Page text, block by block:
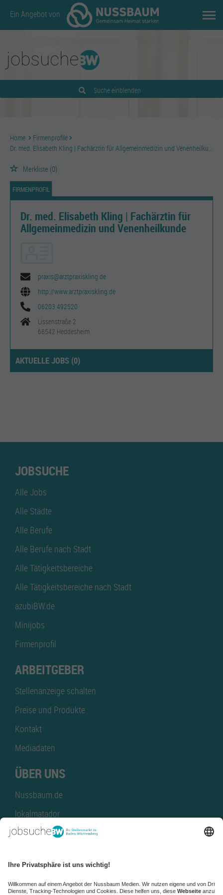
Ein Angebot von
Suche einblenden
Home
Firmenprofile
Dr. med. Elisabeth Kling | Fachärztin für Allgemeinmedizin und Venenheilkunde
Merkliste (0)
FIRMENPROFIL
Dr. med. Elisabeth Kling | Fachärztin für
Allgemeinmedizin und Venenheilkunde
praxis@arztpraxiskling.de
http://www.arztpraxiskling.de
06203 492520
Lissenstraße 2
68542 Heddesheim
AKTUELLE JOBS (0)
JOBSUCHE
Alle Jobs
Alle Städte
Alle Berufe
Alle Berufe nach Stadt
Alle Tätigkeitsbereiche
Alle Tätigkeitsbereiche nach Stadt
azubiBW.de
Minijobs
Firmenprofil
ARBEITGEBER
Stellenanzeige schalten
Preise und Produkte
Kontakt
Mediadaten
ÜBER UNS
Nussbaum.de
lokalmatador
kaufinBW
NussbaumID
Nussbaum Medien